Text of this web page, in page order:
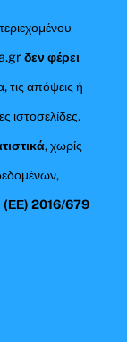
δεν φέρει
τις απόψεις ή
ιστοσελίδες.
, χωρίς
2016/679